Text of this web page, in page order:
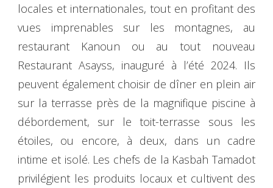
locales et internationales, tout en profitant des
vues imprenables sur les montagnes, au
restaurant Kanoun ou au tout nouveau
Restaurant Asayss, inauguré à l’été 2024. Ils
peuvent également choisir de dîner en plein air
sur la terrasse près de la magnifique piscine à
débordement, sur le toit-terrasse sous les
étoiles, ou encore, à deux, dans un cadre
intime et isolé. Les chefs de la Kasbah Tamadot
privilégient les produits locaux et cultivent des